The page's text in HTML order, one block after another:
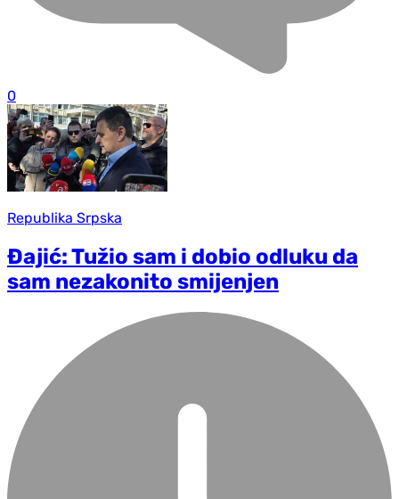
0
Republika Srpska
Đajić: Tužio sam i dobio odluku da
sam nezakonito smijenjen